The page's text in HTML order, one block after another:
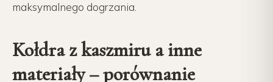
maksymalnego dogrzania.
Kołdra z kaszmiru a inne
materiały – porównanie